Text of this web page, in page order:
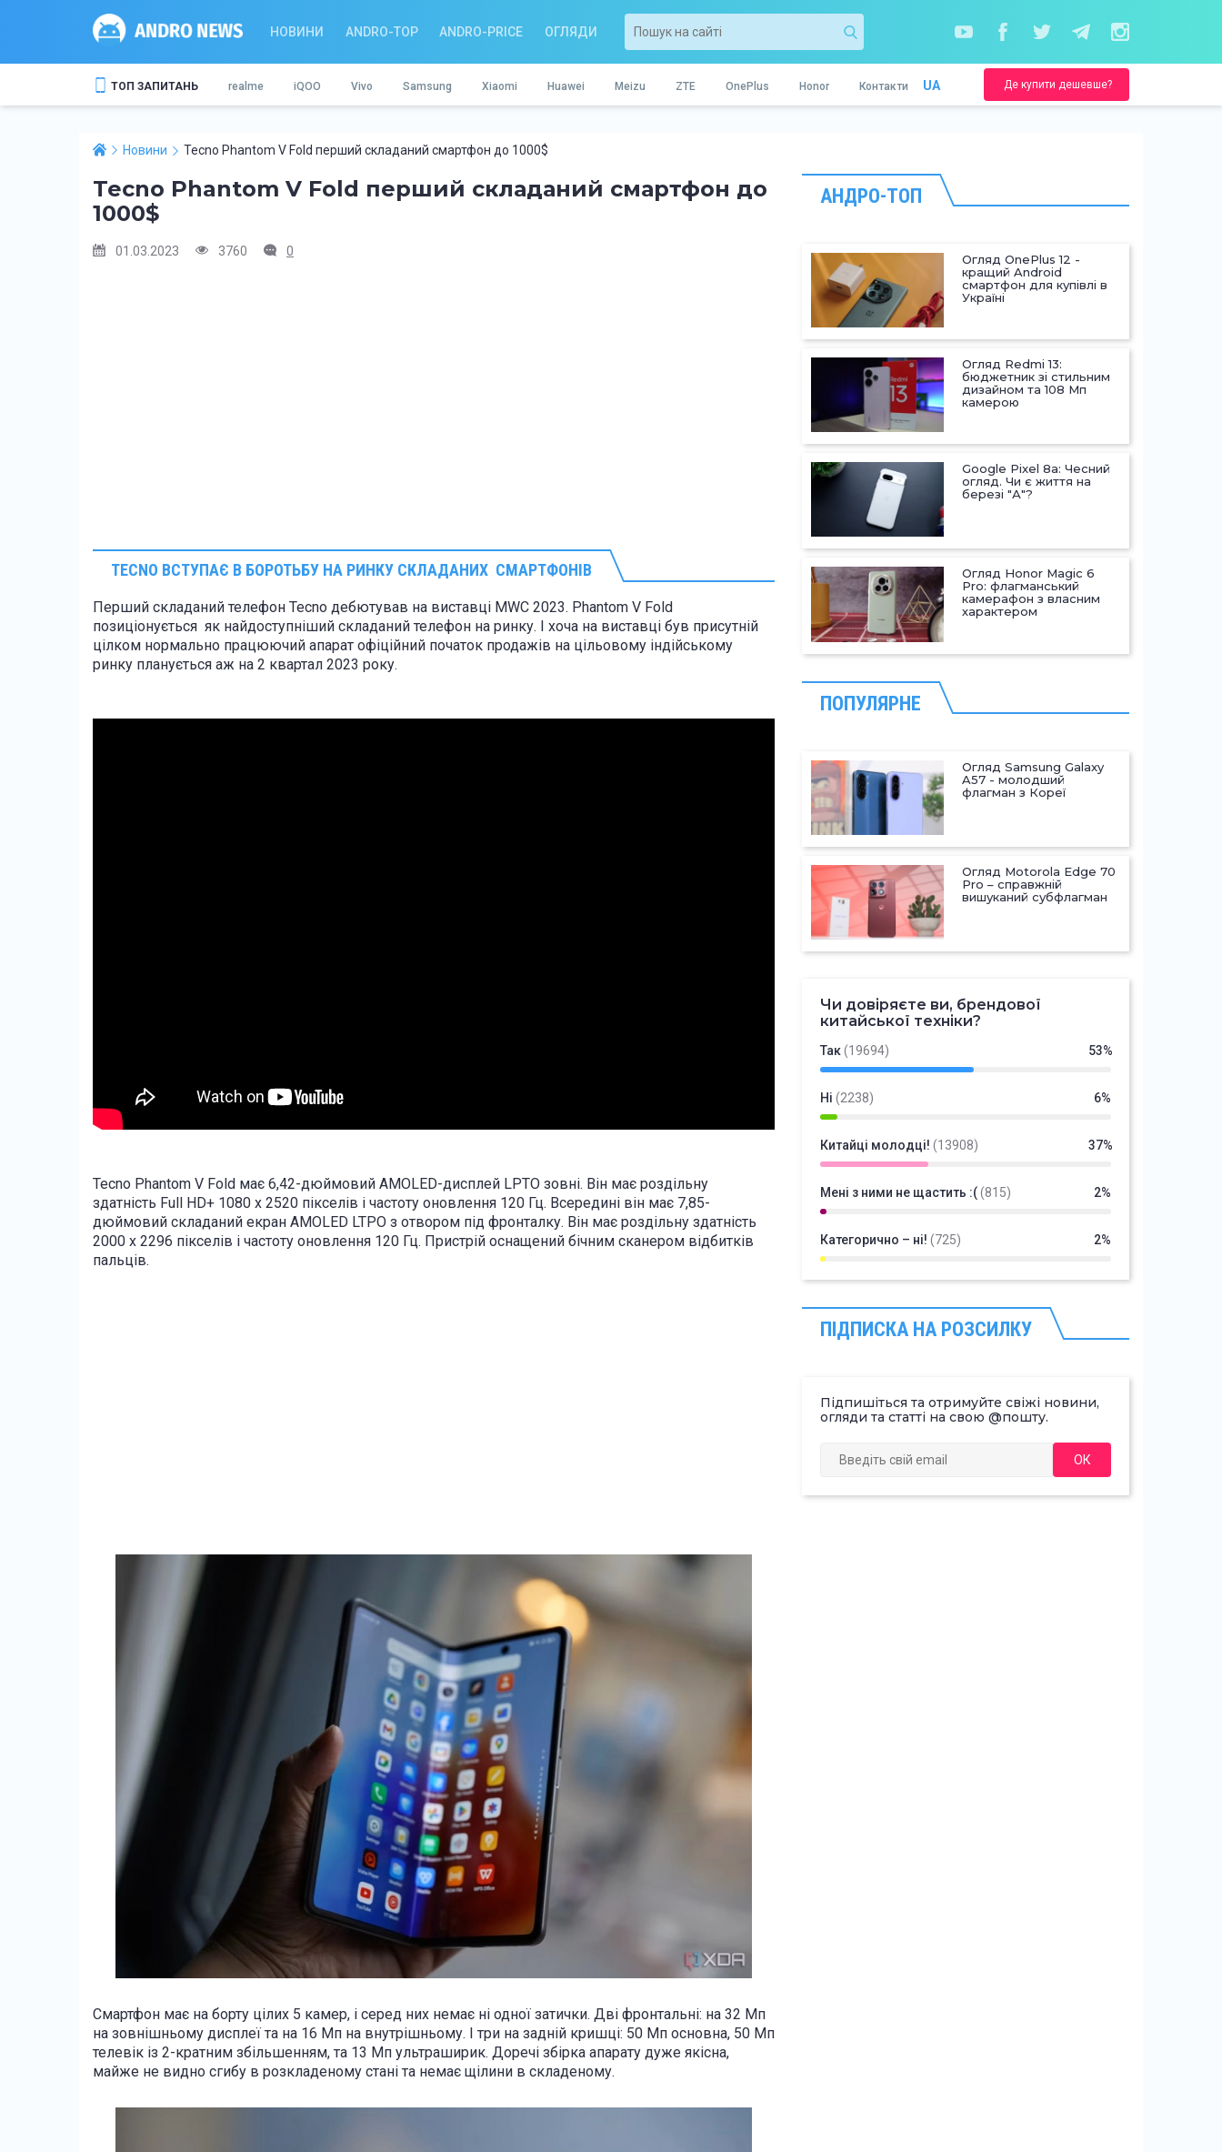
НОВИНИ ANDRO-TOP ANDRO-PRICE ОГЛЯДИ
ТОП ЗАПИТАНЬ realme iQOO Vivo Samsung Xiaomi Huawei Meizu ZTE OnePlus Honor Контакти UA Де купити дешевше?
Новини Tecno Phantom V Fold перший складаний смартфон до 1000$
Tecno Phantom V Fold перший складаний смартфон до
1000$
01.03.2023 3760 0
TECNO ВСТУПАЄ В БОРОТЬБУ НА РИНКУ СКЛАДАНИХ СМАРТФОНІВ
Перший складаний телефон Tecno дебютував на виставці MWC 2023. Phantom V Fold
позиціонується як найдоступніший складаний телефон на ринку. І хоча на виставці був присутній
цілком нормально працюючий апарат офіційний початок продажів на цільовому індійському
ринку планується аж на 2 квартал 2023 року.
Tecno Phantom V Fold має 6,42-дюймовий AMOLED-дисплей LPTO зовні. Він має роздільну
здатність Full HD+ 1080 x 2520 пікселів і частоту оновлення 120 Гц. Всередині він має 7,85-
дюймовий складаний екран AMOLED LTPO з отвором під фронталку. Він має роздільну здатність
2000 x 2296 пікселів і частоту оновлення 120 Гц. Пристрій оснащений бічним сканером відбитків
пальців.
Смартфон має на борту цілих 5 камер, і серед них немає ні одної затички. Дві фронтальні: на 32 Мп
на зовнішньому дисплеї та на 16 Мп на внутрішньому. І три на задній кришці: 50 Мп основна, 50 Мп
телевік із 2-кратним збільшенням, та 13 Мп ультраширик. Доречі збірка апарату дуже якісна,
майже не видно сгибу в розкладеному стані та немає щілини в складеному.
АНДРО-ТОП
Огляд OnePlus 12 -
кращий Android
смартфон для купівлі в
Україні
Огляд Redmi 13:
бюджетник зі стильним
дизайном та 108 Мп
камерою
Google Pixel 8a: Чесний
огляд. Чи є життя на
березі "А"?
Огляд Honor Magic 6
Pro: флагманський
камерафон з власним
характером
ПОПУЛЯРНЕ
Огляд Samsung Galaxy
A57 - молодший
флагман з Кореї
Огляд Motorola Edge 70
Pro – справжній
вишуканий субфлагман
Чи довіряєте ви, брендової
китайської техніки?
Так(19694) 53%
Ні (2238) 6%
Китайці молодці! (13908) 37%
Мені з ними не щастить :((815) 2%
Категорично – ні! (725) 2%
ПІДПИСКА НА РОЗСИЛКУ
Підпишіться та отримуйте свіжі новини,
огляди та статті на свою @пошту.
ОК